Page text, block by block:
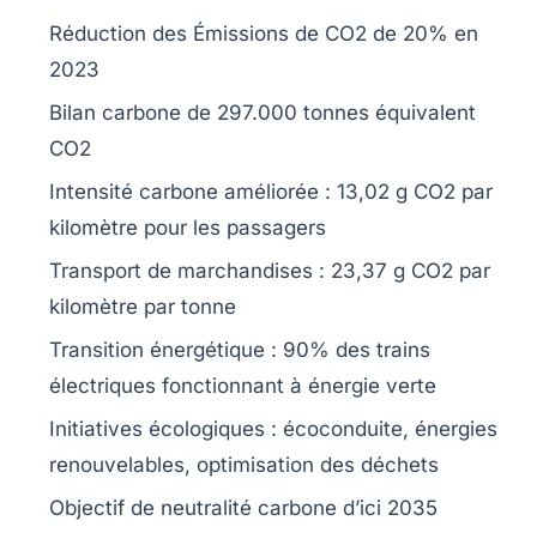
Réduction des Émissions de CO2 de 20% en
2023
Bilan carbone de 297.000 tonnes équivalent
CO2
Intensité carbone améliorée : 13,02 g CO2 par
kilomètre pour les passagers
Transport de marchandises : 23,37 g CO2 par
kilomètre par tonne
Transition énergétique : 90% des trains
électriques fonctionnant à énergie verte
Initiatives écologiques : écoconduite, énergies
renouvelables, optimisation des déchets
Objectif de neutralité carbone d’ici 2035